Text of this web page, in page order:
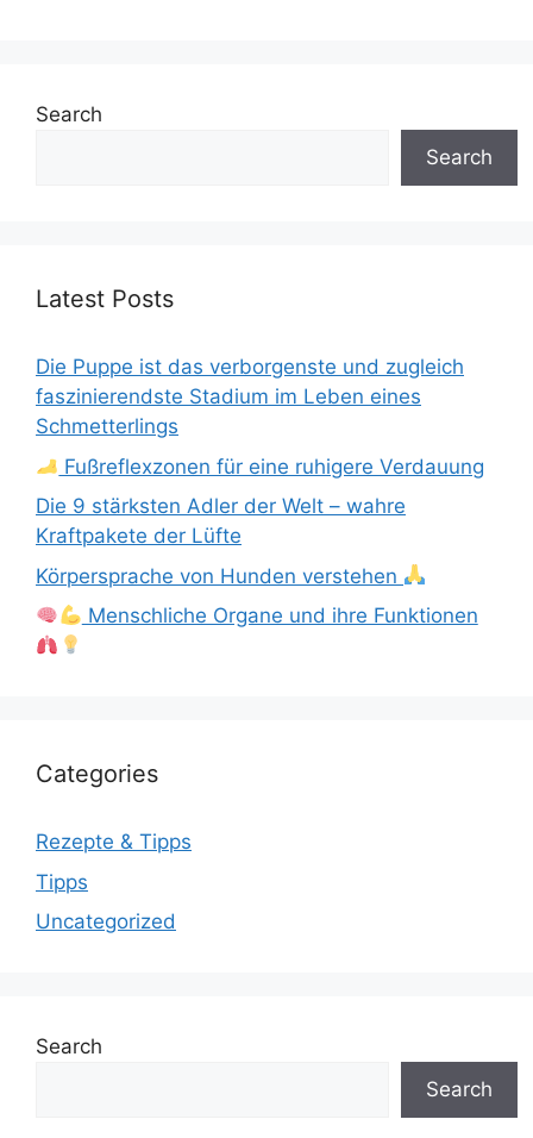
Search
Search
Latest Posts
Die Puppe ist das verborgenste und zugleich
faszinierendste Stadium im Leben eines
Schmetterlings
Fußreflexzonen für eine ruhigere Verdauung
Die 9 stärksten Adler der Welt – wahre
Kraftpakete der Lüfte
Körpersprache von Hunden verstehen
Menschliche Organe und ihre Funktionen
Categories
Rezepte & Tipps
Tipps
Uncategorized
Search
Search